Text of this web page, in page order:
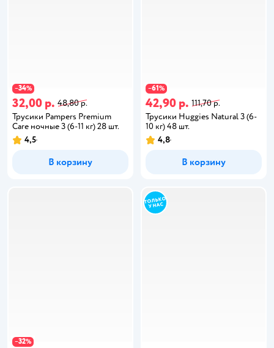
−34%
32,00 р. 48,80 р.
Трусики Pampers Premium
Care ночные 3 (6-11 кг) 28 шт.
4,5
В корзину
−61%
42,90 р. 111,70 р.
Трусики Huggies Natural 3 (6-
10 кг) 48 шт.
4,8
В корзину
−32%